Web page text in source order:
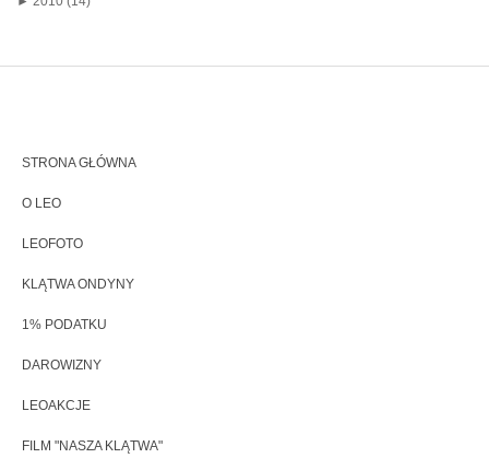
STRONA GŁÓWNA
O LEO
LEOFOTO
KLĄTWA ONDYNY
1% PODATKU
DAROWIZNY
LEOAKCJE
FILM "NASZA KLĄTWA"